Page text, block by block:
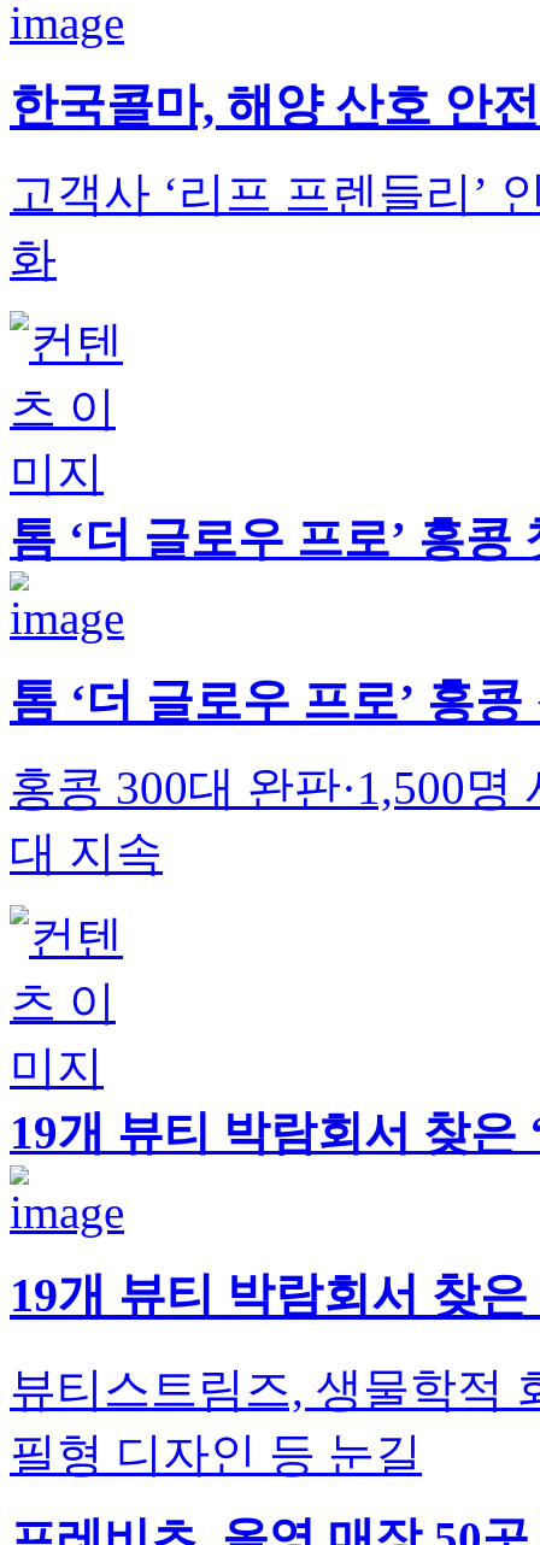
한국콜마, 해양 산호 안
고객사 ‘리프 프렌들리’
화
톰 ‘더 글로우 프로’ 홍콩
톰 ‘더 글로우 프로’ 홍
홍콩 300대 완판·1,500
대 지속
19개 뷰티 박람회서 찾은
19개 뷰티 박람회서 찾은
뷰티스트림즈, 생물학
필형 디자인 등 눈길